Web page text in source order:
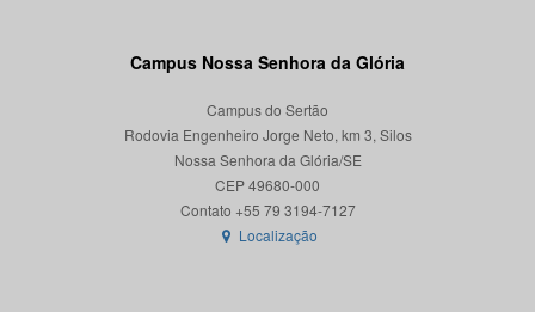
Campus Nossa Senhora da Glória
Campus do Sertão
Rodovia Engenheiro Jorge Neto, km 3, Silos
Nossa Senhora da Glória/SE
CEP 49680-000
Contato +55 79 3194-7127
Localização